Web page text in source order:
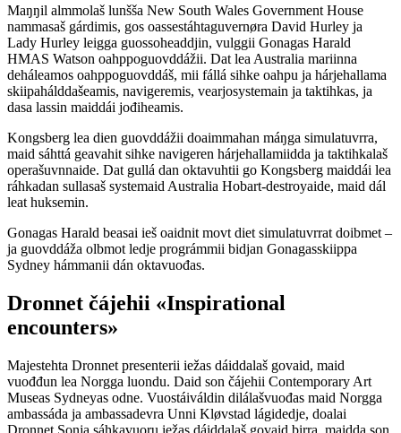
Maŋŋil almmolaš lunšša New South Wales Government House
nammasaš gárdimis, gos oassestáhtaguvernøra David Hurley ja
Lady Hurley leigga guossoheaddjin, vulggii Gonagas Harald
HMAS Watson oahppoguovddážii. Dat lea Australia mariinna
deháleamos oahppoguovddáš, mii fállá sihke oahpu ja hárjehallama
skiipahálddašeamis, navigeremis, vearjosystemain ja taktihkas, ja
dasa lassin maiddái jođiheamis.
Kongsberg lea dien guovddážii doaimmahan máŋga simulatuvrra,
maid sáhttá geavahit sihke navigeren hárjehallamiidda ja taktihkalaš
operašuvnnaide. Dat gullá dan oktavuhtii go Kongsberg maiddái lea
ráhkadan sullasaš systemaid Australia Hobart-destroyaide, maid dál
leat huksemin.
Gonagas Harald beasai ieš oaidnit movt diet simulatuvrrat doibmet –
ja guovddáža olbmot ledje prográmmii bidjan Gonagasskiippa
Sydney hámmanii dán oktavuođas.
Dronnet čájehii «Inspirational
encounters»
Majestehta Dronnet presenterii iežas dáiddalaš govaid, maid
vuođđun lea Norgga luondu. Daid son čájehii Contemporary Art
Museas Sydneyas odne. Vuostáiváldin dilálašvuođas maid Norgga
ambassáda ja ambassadevra Unni Kløvstad lágidedje, doalai